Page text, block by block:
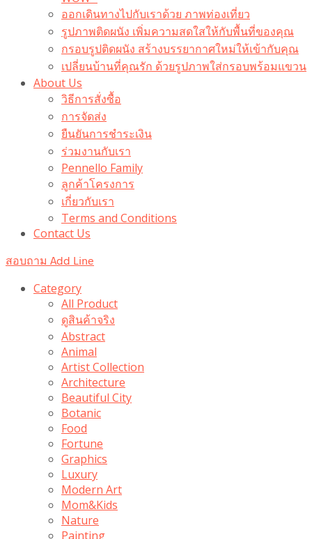
ออกเดินทางไปกับเราด้วย ภาพท่องเที่ยว
รูปภาพติดผนัง เพิ่มความสดใสให้กับพื้นที่ของคุณ
กรอบรูปติดผนัง สร้างบรรยากาศใหม่ให้เข้ากับคุณ
เปลี่ยนบ้านที่คุณรัก ด้วยรูปภาพใส่กรอบพร้อมแขวน​
About Us
วิธีการสั่งซื้อ
การจัดส่ง
ยืนยันการชำระเงิน
ร่วมงานกับเรา
Pennello Family
ลูกค้าโครงการ
เกี่ยวกับเรา
Terms and Conditions
Contact Us
สอบถาม Add Line
Category
All Product
ดูสินค้าจริง
Abstract
Animal
Artist Collection
Architecture
Beautiful City
Botanic
Food
Fortune
Graphics
Luxury
Modern Art
Mom&Kids
Nature
Painting